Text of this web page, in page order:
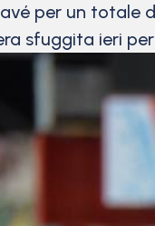
per un totale
sfuggita ieri